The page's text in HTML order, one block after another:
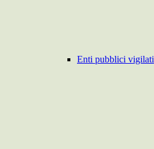
Enti pubblici vigilati